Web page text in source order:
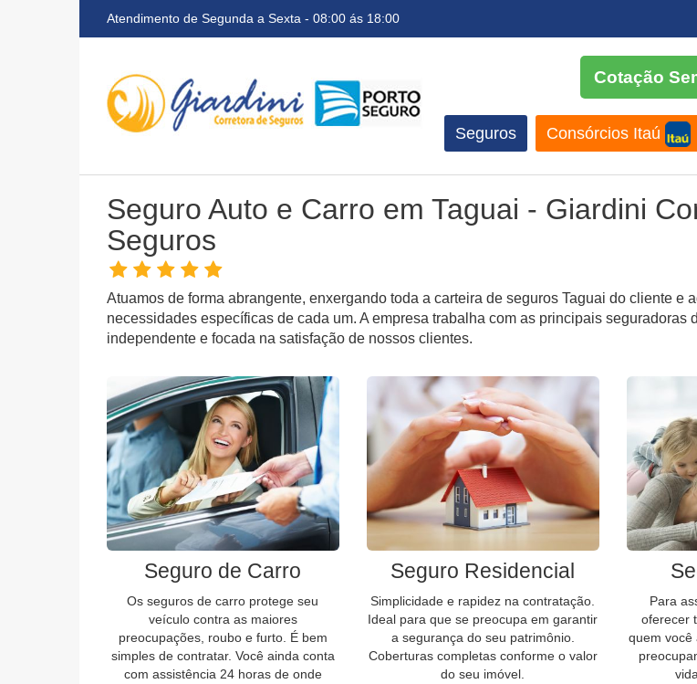
Atendimento de Segunda a Sexta - 08:00 ás 18:00
Cotação
Seguros Consórcios Itaú
Seguro Auto e Carro em Taguai - Giardini
Seguros
Atuamos de forma abrangente, enxergando toda a carteira de seguros Taguai do cliente e
necessidades específicas de cada um. A empresa trabalha com as principais seguradoras
independente e focada na satisfação de nossos clientes.
Seguro de Carro
Os seguros de carro protege seu
veículo contra as maiores
preocupações, roubo e furto. É bem
simples de contratar. Você ainda conta
com assistência 24 horas de onde
Seguro Residencial
Simplicidade e rapidez na contratação.
Ideal para que se preocupa em garantir
a segurança do seu patrimônio.
Coberturas completas conforme o valor
do seu imóvel.
Para
oferecer
quem você